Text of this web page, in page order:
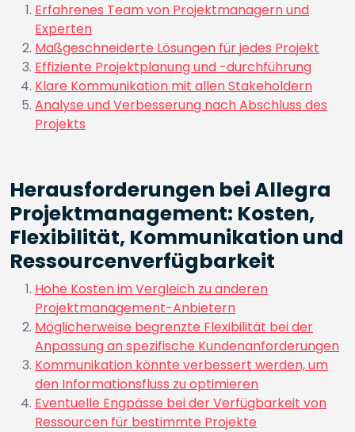
Erfahrenes Team von Projektmanagern und
Experten
Maßgeschneiderte Lösungen für jedes Projekt
Effiziente Projektplanung und -durchführung
Klare Kommunikation mit allen Stakeholdern
Analyse und Verbesserung nach Abschluss des
Projekts
Herausforderungen bei Allegra
Projektmanagement: Kosten,
Flexibilität, Kommunikation und
Ressourcenverfügbarkeit
Hohe Kosten im Vergleich zu anderen
Projektmanagement-Anbietern
Möglicherweise begrenzte Flexibilität bei der
Anpassung an spezifische Kundenanforderungen
Kommunikation könnte verbessert werden, um
den Informationsfluss zu optimieren
Eventuelle Engpässe bei der Verfügbarkeit von
Ressourcen für bestimmte Projekte